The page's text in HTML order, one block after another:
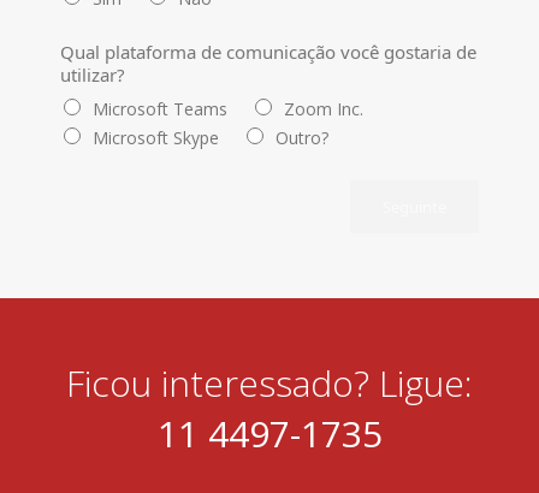
Qual plataforma de comunicação você gostaria de
utilizar?
Microsoft Teams
Zoom Inc.
Microsoft Skype
Outro?
Ficou interessado? Ligue:
11 4497-1735